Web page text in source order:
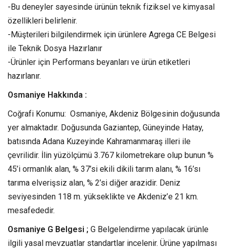
-Bu deneyler sayesinde ürünün teknik fiziksel ve kimyasal
özellikleri belirlenir.
-Müşterileri bilgilendirmek için ürünlere Agrega CE Belgesi
ile Teknik Dosya Hazırlanır
-Ürünler için Performans beyanları ve ürün etiketleri
hazırlanır.
Osmaniye Hakkında :
Coğrafi Konumu: Osmaniye, Akdeniz Bölgesinin doğusunda
yer almaktadır. Doğusunda Gaziantep, Güneyinde Hatay,
batısında Adana Kuzeyinde Kahramanmaraş illeri ile
çevrilidir. İlin yüzölçümü 3.767 kilometrekare olup bunun %
45’i ormanlık alan, % 37’si ekili dikili tarım alanı, % 16’sı
tarıma elverişsiz alan, % 2’si diğer arazidir. Deniz
seviyesinden 118 m. yükseklikte ve Akdeniz’e 21 km.
mesafededir.
Osmaniye G Belgesi ; G Belgelendirme yapılacak ürünle
ilgili yasal mevzuatlar standartlar incelenir. Ürüne yapılması